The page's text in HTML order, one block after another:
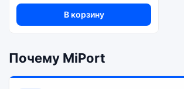
В корзину
Почему MiPort